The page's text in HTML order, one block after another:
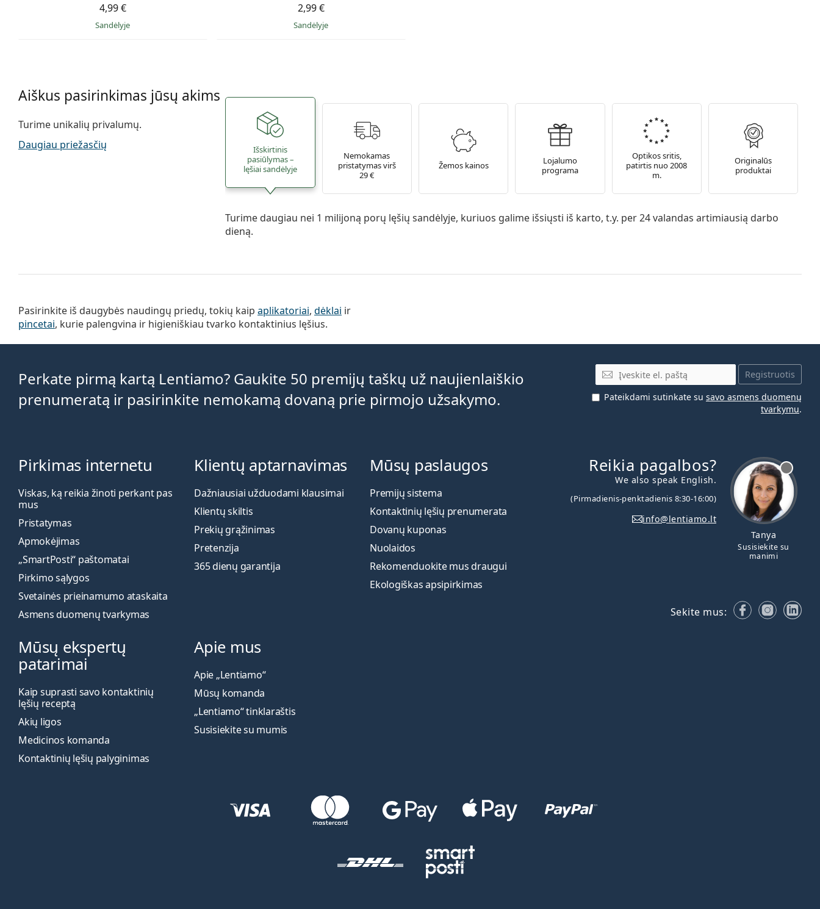
4,99 €
Sandėlyje
2,99 €
Sandėlyje
Aiškus pasirinkimas jūsų akims
Turime unikalių privalumų.
Daugiau priežasčių
Išskirtinis
pasiūlymas –
lęšiai sandėlyje
Nemokamas
pristatymas virš
29 €
Žemos kainos
Lojalumo
programa
Optikos sritis,
patirtis nuo 2008
m.
Originalūs
produktai
Turime daugiau nei 1 milijoną porų lęšių sandėlyje, kuriuos galime išsiųsti iš karto, t.y. per 24 valandas artimiausią darbo
dieną.
Pasirinkite iš daugybės naudingų priedų, tokių kaip aplikatoriai, dėklai ir
pincetai, kurie palengvina ir higieniškiau tvarko kontaktinius lęšius.
Perkate pirmą kartą Lentiamo? Gaukite 50 premijų taškų už naujienlaiškio
prenumeratą ir pasirinkite nemokamą dovaną prie pirmojo užsakymo.
El. pašto adresas
Registruotis
Pateikdami sutinkate su savo asmens duomenų
tvarkymu.
Tanya
Susisiekite su
manimi
Reikia pagalbos?
We also speak English.
(Pirmadienis-penktadienis 8:30-16:00)
info@lentiamo.lt
Pirkimas internetu
Viskas, ką reikia žinoti perkant pas
mus
Pristatymas
Apmokėjimas
„SmartPosti“ paštomatai
Pirkimo sąlygos
Svetainės prieinamumo ataskaita
Asmens duomenų tvarkymas
Klientų aptarnavimas
Dažniausiai užduodami klausimai
Klientų skiltis
Prekių grąžinimas
Pretenzija
365 dienų garantija
Mūsų paslaugos
Premijų sistema
Kontaktinių lęšių prenumerata
Dovanų kuponas
Nuolaidos
Rekomenduokite mus draugui
Ekologiškas apsipirkimas
Mūsų ekspertų
patarimai
Kaip suprasti savo kontaktinių
lęšių receptą
Akių ligos
Medicinos komanda
Kontaktinių lęšių palyginimas
Apie mus
Apie „Lentiamo“
Mūsų komanda
„Lentiamo“ tinklaraštis
Susisiekite su mumis
Sekite mus: Facebook